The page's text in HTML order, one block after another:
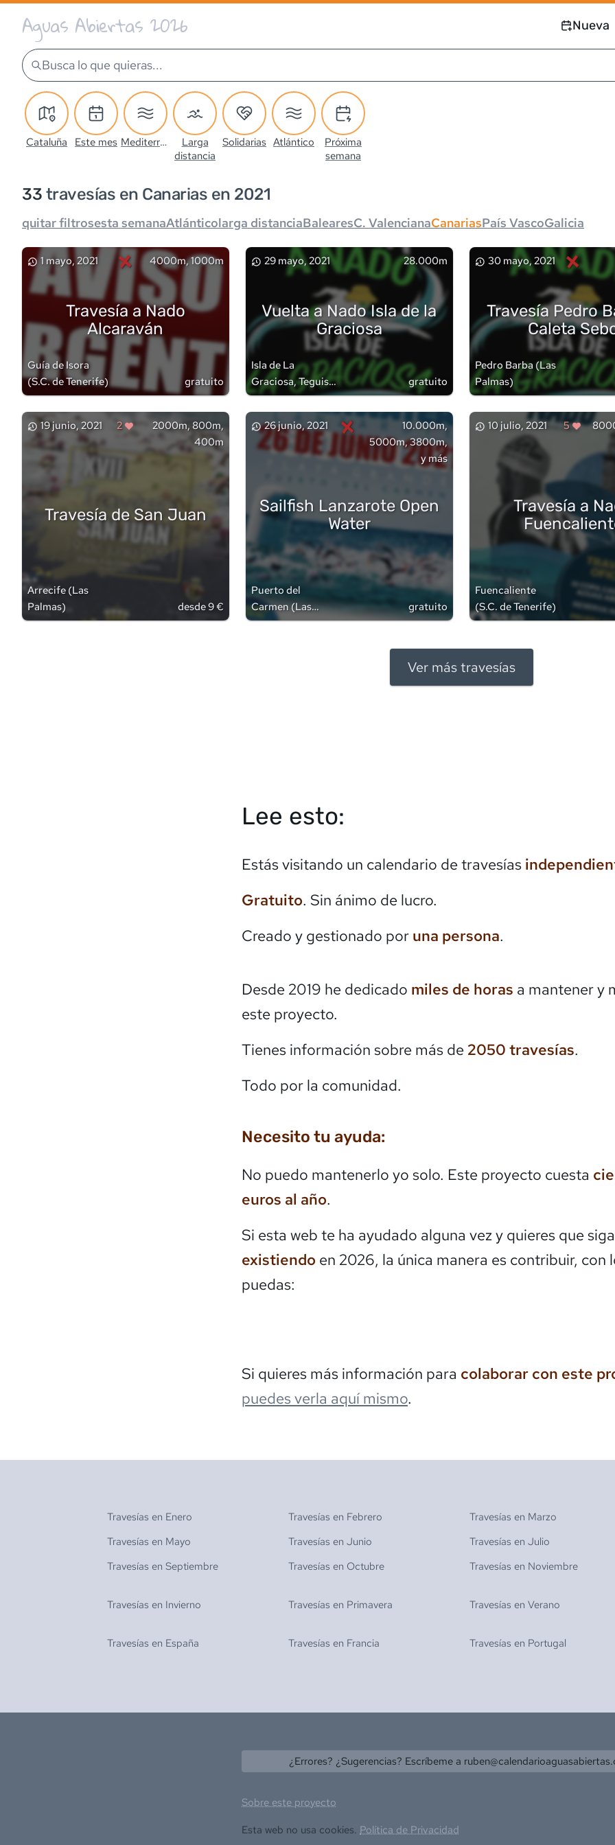
Aguas Abiertas 2026 Nueva
Busca lo que quieras...
Cataluña Este mes Mediterráneo
Larga
distancia
Solidarias Atlántico
Próxima
semana
33 travesías en Canarias en 2021
quitar filtrosesta semanaAtlánticolarga distanciaBalearesC. ValencianaCanariasPaís VascoGalicia
1 mayo, 2021 × 4000m, 1000m
Travesía a Nado
Alcaraván
Guía de Isora
(S.C. de Tenerife) gratuito
29 mayo, 2021 28.000m
Vuelta a Nado Isla de la
Graciosa
Isla de La
Graciosa, Teguise
(Las Palmas)
gratuito
30 mayo, 2021 ×
Travesía Pedro
Caleta
Pedro Barba (Las
Palmas)
19 junio, 2021 2
2000m, 800m,
400m
Travesía de San Juan
Arrecife (Las
Palmas) desde 9 €
26 junio, 2021 ×
10.000m,
5000m, 3800m,
y más
Sailfish Lanzarote Open
Water
Puerto del
Carmen(Las
Palmas)
gratuito
10 julio, 2021 5
Travesía a
Fuencaliente
(S.C. de Tenerife)
Ver más travesías
Lee esto:
Estás visitando un calendario de travesías
Gratuito. Sin ánimo de lucro.
Creado y gestionado por una persona.
Desde 2019 he dedicado miles de horas a mantener y
este proyecto.
Tienes información sobre más de 2050 travesías.
Todo por la comunidad.
Necesito tu ayuda:
No puedo mantenerlo yo solo. Este proyecto cuesta
euros al año.
Si esta web te ha ayudado alguna vez y quieres que siga
existiendo en 2026, la única manera es contribuir, con
puedas:
Si quieres más información para colaborar con este
puedes verla aquí mismo.
Travesías en Enero Travesías en Febrero Travesías en Marzo
Travesías en Mayo Travesías en Junio Travesías en Julio
Travesías en Septiembre Travesías en Octubre Travesías en Noviembre
Travesías en Invierno Travesías en Primavera Travesías en Verano
Travesías en España Travesías en Francia Travesías en Portugal
¿Errores? ¿Sugerencias? Escríbeme a
Sobre este proyecto
Esta web no usa cookies. Política de Privacidad